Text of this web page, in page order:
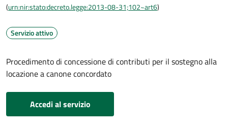
(urn:nir:stato:decreto.legge:2013-08-31;102~art6)
Servizio attivo
Procedimento di concessione di contributi per il sostegno alla
locazione a canone concordato
Accedi al servizio